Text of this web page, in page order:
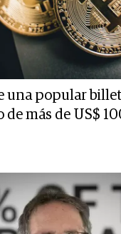
una popular
de más de US$